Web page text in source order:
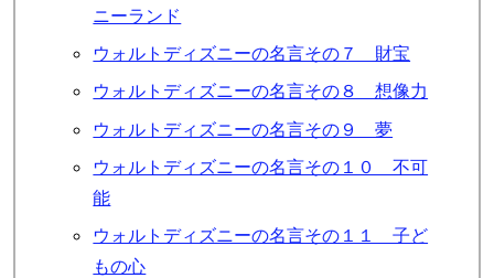
ニーランド
ウォルトディズニーの名言その７ 財宝
ウォルトディズニーの名言その８ 想像力
ウォルトディズニーの名言その９ 夢
ウォルトディズニーの名言その１０ 不可
能
ウォルトディズニーの名言その１１ 子ど
もの心